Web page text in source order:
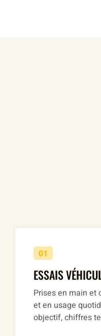
01
ESSAIS
Prises en main et
et en usage
objectif, chiffres